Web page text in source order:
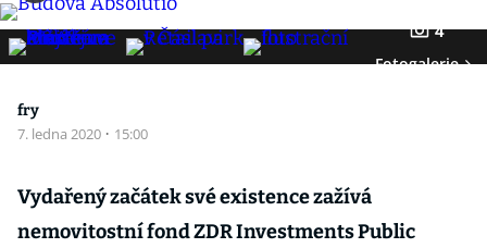
4
Fotogalerie
fry
7. ledna 2020 · 15:00
Vydařený začátek své existence zažívá
nemovitostní fond ZDR Investments Public